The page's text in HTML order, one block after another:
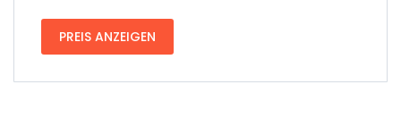
PREIS ANZEIGEN